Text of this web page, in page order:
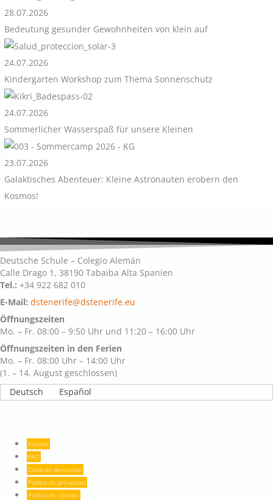
28.07.2026
Bedeutung gesunder Gewohnheiten von klein auf
24.07.2026
Kindergarten Workshop zum Thema Sonnenschutz
24.07.2026
Sommerlicher Wasserspaß für unsere Kleinen
23.07.2026
Galaktisches Abenteuer: Kleine Astronauten erobern den
Kosmos!
Deutsche Schule – Colegio Alemán
Calle Drago 1, 38190 Tabaiba Alta Spanien
Tel.: +34 922 682 010
E-Mail: dstenerife@dstenerife.eu
Öffnungszeiten
Mo. – Fr. 08:00 – 9:50 Uhr und 11:20 – 16:00 Uhr
Öffnungszeiten in den Ferien
Mo. – Fr. 08:00 Uhr – 14:00 Uhr
(1. – 14. August geschlossen)
Deutsch
Español
Kontakt
FAQ
Canal de denuncias
Política de privacidad
Política de cookies